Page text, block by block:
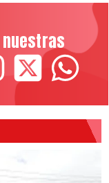
nuestras